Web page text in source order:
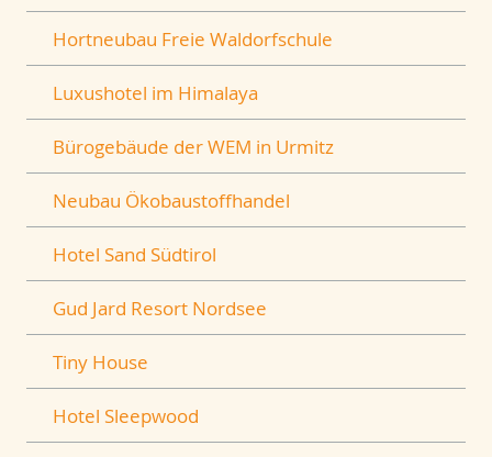
Hortneubau Freie Waldorfschule
Luxushotel im Himalaya
Bürogebäude der WEM in Urmitz
Neubau Ökobaustoffhandel
Hotel Sand Südtirol
Gud Jard Resort Nordsee
Tiny House
Hotel Sleepwood